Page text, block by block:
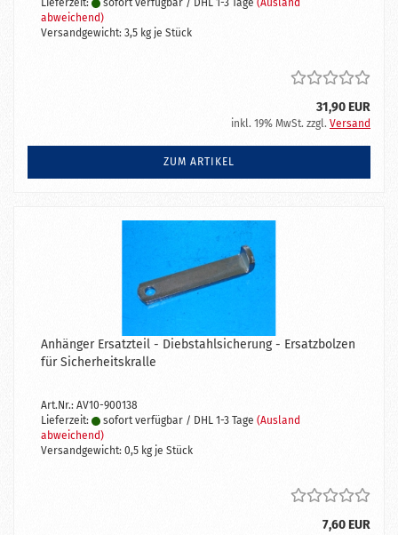
Lieferzeit: sofort verfügbar / DHL 1-3 Tage (Ausland
abweichend)
Versandgewicht: 3,5 kg je Stück
31,90 EUR
inkl. 19% MwSt. zzgl. Versand
ZUM ARTIKEL
Anhänger Ersatzteil - Diebstahlsicherung - Ersatzbolzen
für Sicherheitskralle
Art.Nr.: AV10-900138
Lieferzeit:
sofort verfügbar / DHL 1-3 Tage (Ausland
abweichend)
Versandgewicht: 0,5 kg je Stück
7,60 EUR